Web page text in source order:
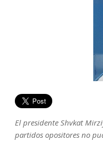
El presidente Shvkat
partidos opositores no